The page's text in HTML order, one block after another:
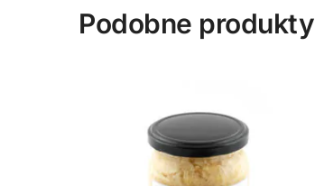
Podobne produkty